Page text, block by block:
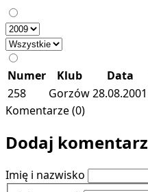
Numer Klub Data
258
Gorzów28.08.2001
Komentarze (0)
Dodaj komentarz
Imię i nazwisko